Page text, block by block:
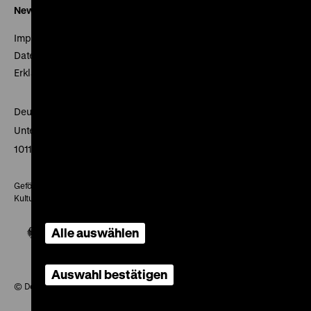
Newsletter
Impressum
Datenschutz
Erklärung digitale Barrierefreiheit
Deutsches Historisches Museum
Unter den Linden 2
10117 Berlin
Gefördert mit Mitteln des Beauftragten der Bundesregierung für
Kultur und Medien
© Deutsches Historisches Museum, 2026
Alle auswählen
Auswahl bestätigen